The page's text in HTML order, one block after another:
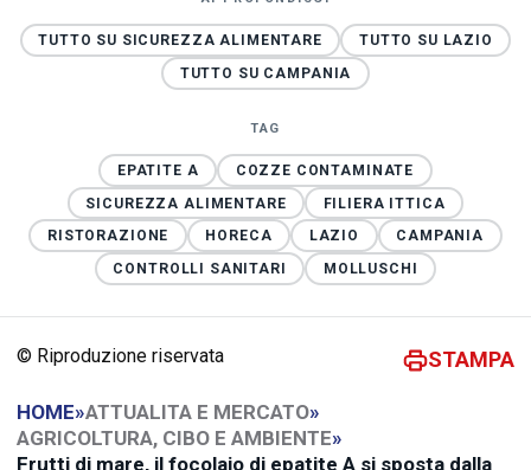
TUTTO SU SICUREZZA ALIMENTARE
TUTTO SU LAZIO
TUTTO SU CAMPANIA
TAG
EPATITE A
COZZE CONTAMINATE
SICUREZZA ALIMENTARE
FILIERA ITTICA
RISTORAZIONE
HORECA LAZIO
CAMPANIA
CONTROLLI SANITARI
MOLLUSCHI
© Riproduzione riservata STAMPA
HOME»ATTUALITA E MERCATO»
AGRICOLTURA, CIBO E AMBIENTE»
Frutti di mare, il focolaio di epatite A si sposta dalla